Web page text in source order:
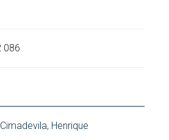
086
Henrique